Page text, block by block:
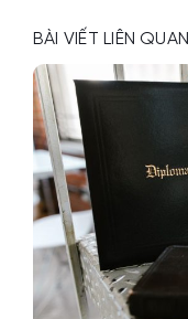
BÀI VIẾT LIÊN QUAN